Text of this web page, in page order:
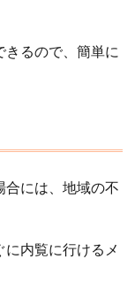
るので、簡単に
には、地域の不
内覧に行けるメ